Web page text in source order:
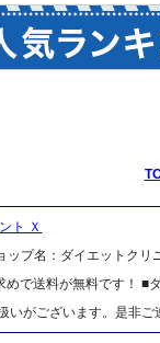
ト Ｘ
ップ名：ダイエットクリ
めで送料が無料です！ ■
いがございます。是非ご